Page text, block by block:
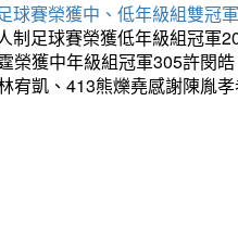
球賽榮獲中、低年級組雙冠軍
制足球賽榮獲低年級組冠
榮獲中年級組冠軍305許閔
宥凱、413熊爍堯感謝陳胤